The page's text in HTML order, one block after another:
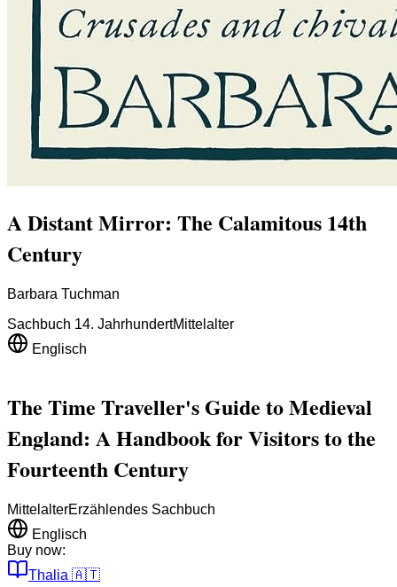
A Distant Mirror: The Calamitous 14th
Century
Barbara Tuchman
Sachbuch 14. JahrhundertMittelalter
Englisch
The Time Traveller's Guide to Medieval
England: A Handbook for Visitors to the
Fourteenth Century
MittelalterErzählendes Sachbuch
Englisch
Buy now:
Thalia 🇦🇹